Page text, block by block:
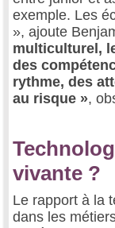
exemple. Les
», ajoute
multiculturel,
des
rythme, des
au risque »,
vivante ?
Le rapport à la
dans les